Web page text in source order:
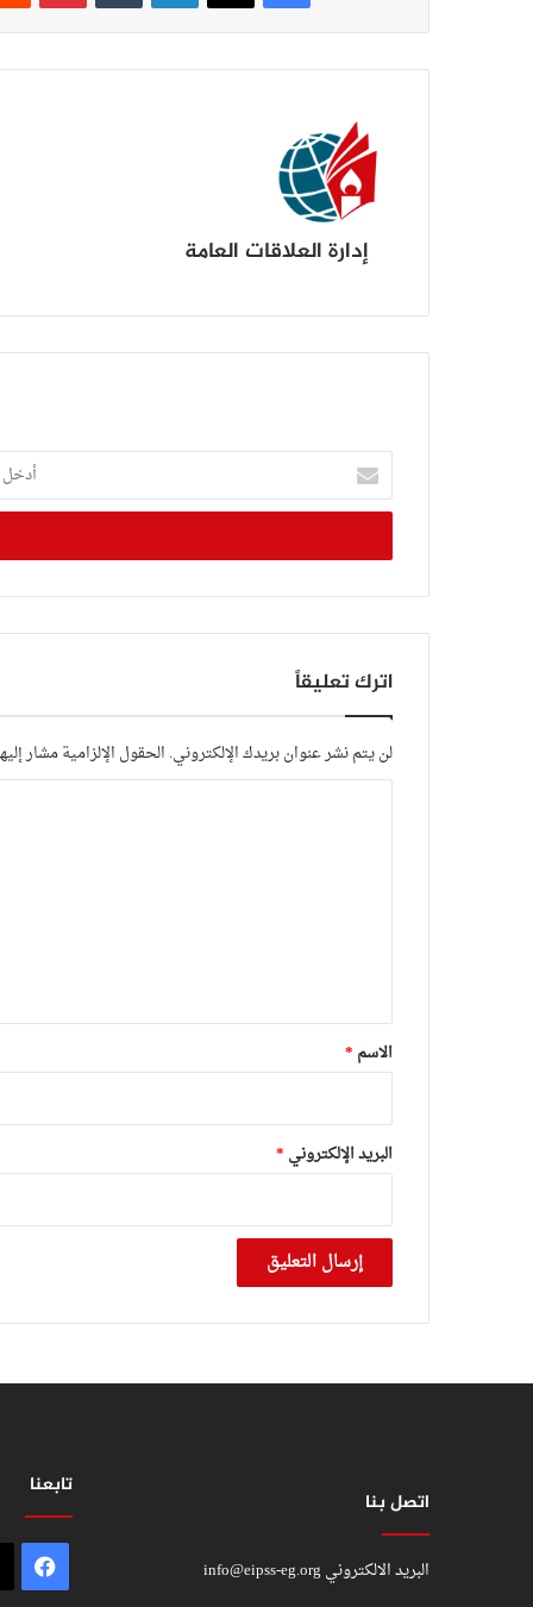
إدارة العلاقات العامة
أدخل
بريدك
الإلكتروني
اترك تعليقاً
لن يتم نشر عنوان بريدك الإلكتروني.الحقول الإلزامية مشار
*
الاسم *
البريد الإلكتروني *
اتصل بنا
البريد الالكترونيinfo@eipss-eg.org
تابعنا